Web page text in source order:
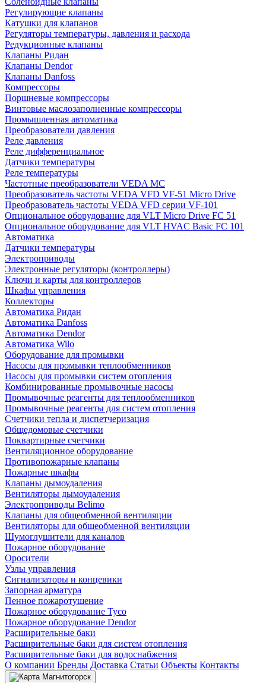
Регулирующие клапаны
Катушки для клапанов
Регуляторы температуры, давления и расхода
Редукционные клапаны
Клапаны Ридан
Клапаны Dendor
Клапаны Danfoss
Компрессоры
Поршневые компрессоры
Винтовые маслозаполненные компрессоры
Промышленная автоматика
Преобразователи давления
Реле давления
Реле дифференциальное
Датчики температуры
Реле температуры
Частотные преобразователи VEDA MC
Преобразователь частоты VEDA VFD VF-51 Micro Drive
Преобразователь частоты VEDA VFD серии VF-101
Опциональное оборудование для VLT Micro Drive FC 51
Опциональное оборудование для VLT HVAC Basic FC 101
Автоматика
Датчики температуры
Электроприводы
Электронные регуляторы (контроллеры)
Ключи и карты для контроллеров
Шкафы управления
Коллекторы
Автоматика Ридан
Автоматика Danfoss
Автоматика Dendor
Автоматика Wilo
Оборудование для промывки
Насосы для промывки теплообменников
Насосы для промывки систем отопления
Комбинированные промывочные насосы
Промывочные реагенты для теплообменников
Промывочные реагенты для систем отопления
Счетчики тепла и диспетчеризация
Общедомовые счетчики
Поквартирные счетчики
Вентиляционное оборудование
Противопожарные клапаны
Пожарные шкафы
Клапаны дымоудаления
Вентиляторы дымоудаления
Электроприводы Belimo
Клапаны для общеобменной вентиляции
Вентиляторы для общеобменной вентиляции
Шумоглушители для каналов
Пожарное оборудование
Оросители
Узлы управления
Сигнализаторы и концевики
Запорная арматура
Пенное пожаротушение
Пожарное оборудование Tyco
Пожарное оборудование Dendor
Расширительные баки
Расширительные баки для систем отопления
Расширительные баки для водоснабжения
О компании Бренды Доставка Статьи Объекты Контакты
Магнитогорск